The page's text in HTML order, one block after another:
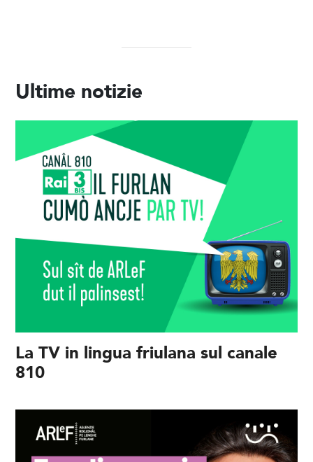
Ultime notizie
La TV in lingua friulana sul canale
810